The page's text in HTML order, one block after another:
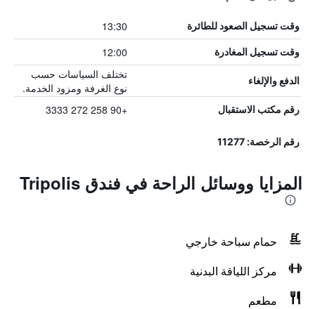
وقت تسجيل الصعود للطائرة 13:30
وقت تسجيل المغادرة 12:00
الدفع والإلغاء
تختلف السياسات حسب
نوع الغرفة ومزود الخدمة.
رقم مكتب الاستقبال +90 258 272 3333
رقم الرخصة: 11277
المزايا ووسائل الراحة في فندق Tripolis
حمام سباحة خارجي
مركز اللياقة البدنية
مطعم